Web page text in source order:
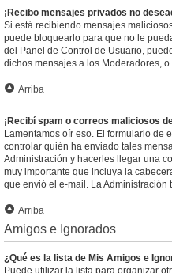
¡Recibo mensajes privados no
Si está recibiendo mensajes
puede bloquearlo para que no le
del Panel de Control de Usuario,
dichos mensajes a los Moderadores,
Arriba
¡Recibí spam o correos maliciosos
Lamentamos oír eso. El formulario de
controlar quién ha enviado tales
Administración y hacerles llegar una
muy importante que incluya la
que envió el e-mail. La Administración
Arriba
Amigos e Ignorados
¿Qué es la lista de Mis Amigos e
Puede utilizar la lista para organizar